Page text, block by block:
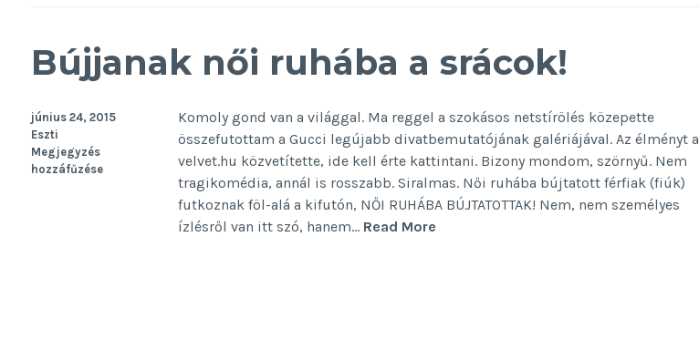
Bújjanak női ruhába a srácok!
Komoly gond van a világgal. Ma reggel a szokásos netstírölés közepette
összefutottam a Gucci legújabb divatbemutatójának galériájával. Az élményt a
velvet.hu közvetítette, ide kell érte kattintani. Bizony mondom, szörnyű. Nem
tragikomédia, annál is rosszabb. Siralmas. Női ruhába bújtatott férfiak (fiúk)
futkoznak föl-alá a kifutón, NŐI RUHÁBA BÚJTATOTTAK! Nem, nem személyes
ízlésről van itt szó, hanem… Read More
június 24, 2015
Eszti
Megjegyzés
hozzáfűzése